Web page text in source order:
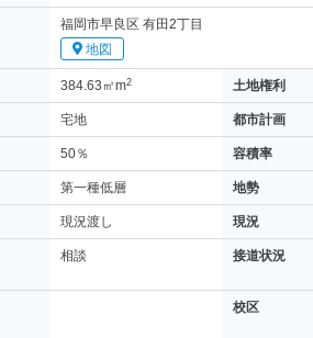
福岡市早良区 有田2丁目
地図
384.63㎡m2 土地権利
宅地 都市計画
50％ 容積率
第一種低層 地勢
現況渡し 現況
相談 接道状況
校区